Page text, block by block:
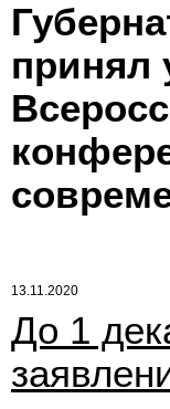
принял
13.11.2020
До 1